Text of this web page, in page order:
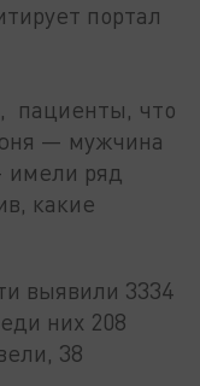
портал
пациенты, что
— мужчина
имели ряд
какие
выявили 3334
них 208
38